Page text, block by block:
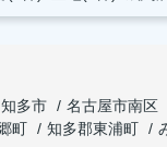
知多市 名古屋市南区
町 知多郡東浦町